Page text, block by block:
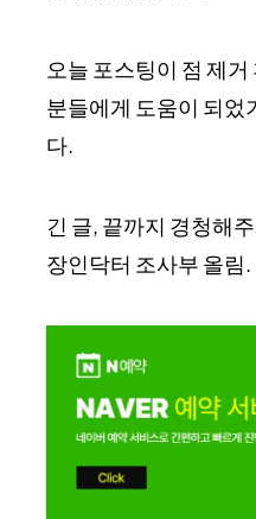
오늘 포스팅이 점 제
분들에게 도움이 되었
다.
긴 글, 끝까지 경청해
장인닥터 조사부 올림.